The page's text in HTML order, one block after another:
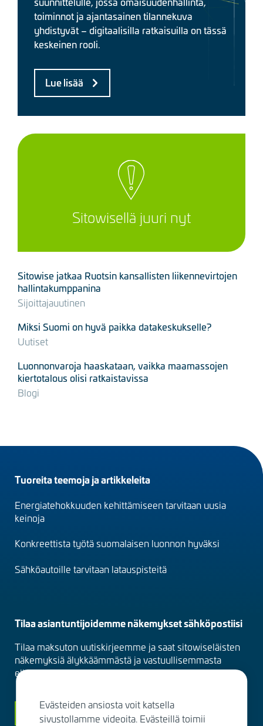
toiminnot ja ajantasainen tilannekuva
yhdistyvät – digitaalisilla ratkaisuilla on tässä
keskeinen rooli.
Lue lisää
Sitowisellä juuri nyt
Sitowise jatkaa Ruotsin kansallisten liikennevirtojen
hallintakumppanina
Sijoittajauutinen
Miksi Suomi on hyvä paikka datakeskukselle?
Uutiset
Luonnonvaroja haaskataan, vaikka maamassojen
kiertotalous olisi ratkaistavissa
Blogi
Footer
menu
(fi)
Tuoreita teemoja ja artikkeleita
Energiatehokkuuden kehittämiseen tarvitaan uusia
keinoja
Konkreettista työtä suomalaisen luonnon hyväksi
Sähköautoille tarvitaan latauspisteitä
Tilaa asiantuntijoidemme näkemykset sähköpostiisi
Tilaa maksuton uutiskirjeemme ja saat sitowiseläisten
näkemyksiä älykkäämmästä ja vastuullisemmasta
elinympäristöstä suoraan sähköpostiisi kuukausittain.
Siirry tilaamaan
Evästeiden ansiosta voit katsella
sivustollamme videoita. Evästeillä toimii